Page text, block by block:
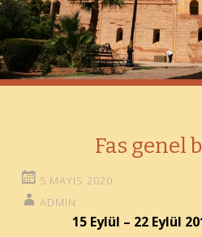
Fas genel
5 MAYIS 2020
ADMIN
15 Eylül – 22 Eylül